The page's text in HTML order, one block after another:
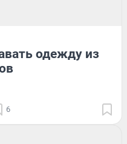
одежду из
6